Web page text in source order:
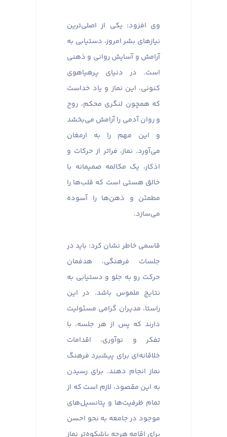
وی افزود: یکی از اصلی‌ترین
نیازهای بشر امروز، دستیابی به
آرامش و آسایش روانی و ذهنی
است. در دنیای پرهیاهوی
کنونی، این نماز و یاد خداست
که همچون لنگری محکم، روح
و روان آدمی را آرامش می‌بخشد
و این مهم را به ارمغان
می‌آورد. نماز، فراتر از حرکات و
اذکار، یک مکالمه صمیمانه با
خالق هستی است که قلب‌ها را
مطمئن و ذهن‌ها را آسوده
می‌سازد.
قاسمی خاطر نشان کرد: باید در
جلسات فرهنگی، هدفمان
حرکت رو به جلو و دستیابی به
نتایج ملموس باشد. در این
راستا، مدیران گرامی مسئولیت
دارند که پس از هر جلسه، با
تفکر و نوآوری، اقدامات
خلاقانه‌ای برای پیشبرد فرهنگ
نماز انجام دهند. برای رسیدن
به این مقصود، لازم است که از
تمام ظرفیت‌ها و پتانسیل‌های
موجود در جامعه به نحو احسن
برای اقامه هرچه باشکوه‌تر نماز